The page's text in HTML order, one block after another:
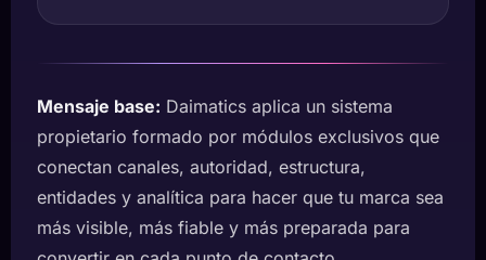
Mensaje base: Daimatics aplica un sistema
propietario formado por módulos exclusivos que
conectan canales, autoridad, estructura,
entidades y analítica para hacer que tu marca sea
más visible, más fiable y más preparada para